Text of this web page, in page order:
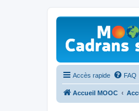
Accès rapide FAQ
Accueil MOOC